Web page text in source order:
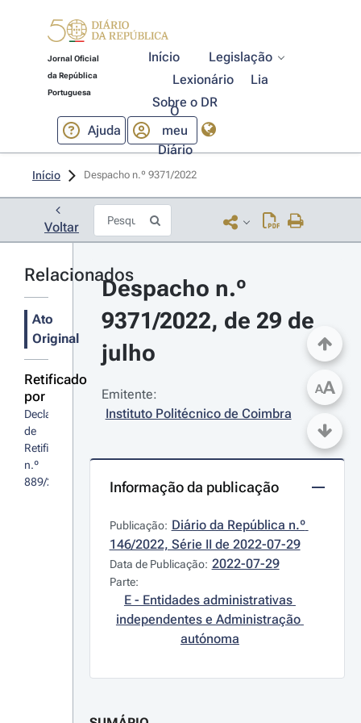
Jornal Oficial
da República
Portuguesa
Início
Legislação
Lexionário
Lia
Sobre o DR
Ajuda
O
meu
Diário
Início Despacho n.º 9371/2022
Voltar
Relacionados
Ato
Original
Retificado
por
Declaração
de
Retificação
n.º
889/2022
Despacho n.º
9371/2022, de 29 de
julho
Emitente:
Instituto Politécnico de Coimbra
Informação da publicação
Publicação: Diário da República n.º
146/2022, Série II de 2022-07-29
Data de Publicação: 2022-07-29
Parte:
E - Entidades administrativas
independentes e Administração
autónoma
AA